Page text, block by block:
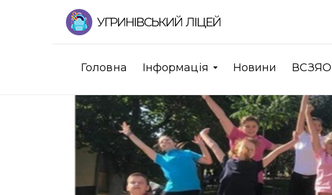
Головна Інформація Новини ВСЗЯО